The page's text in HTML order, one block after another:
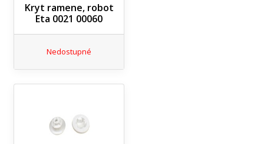
Kryt ramene, robot
Eta 0021 00060
Nedostupné